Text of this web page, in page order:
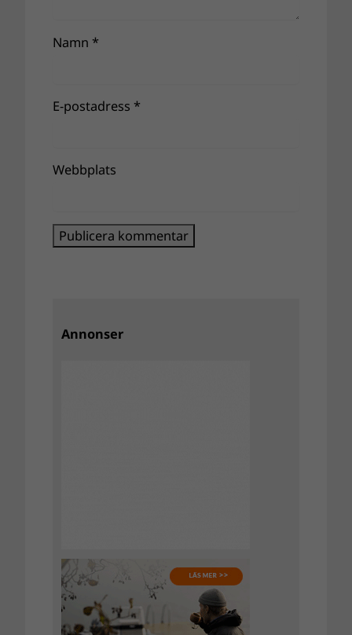
Namn *
E-postadress *
Webbplats
Annonser